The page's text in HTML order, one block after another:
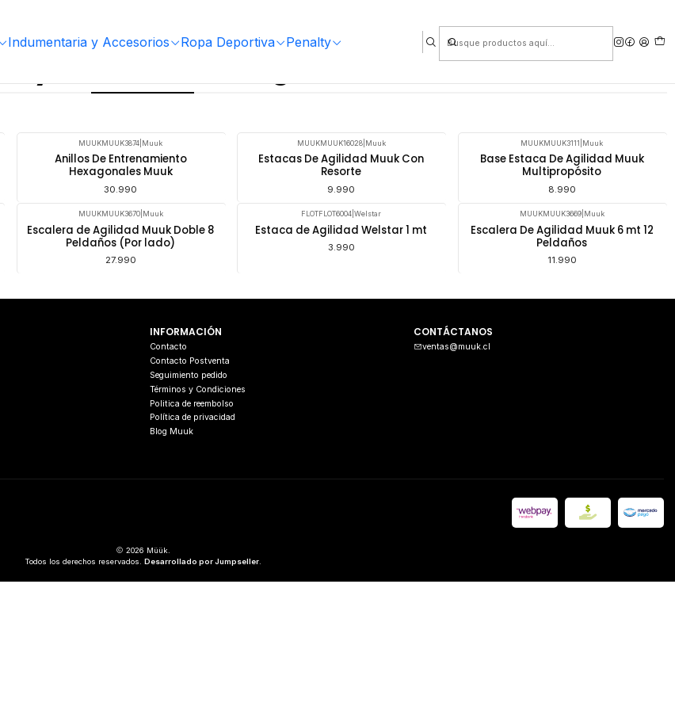
Indumentaria y Accesorios Ropa Deportiva Penalty
MUUKMUUK3874 Muuk
Anillos De Entrenamiento
Hexagonales Muuk
30.990
MUUKMUUK16028| Muuk
Estacas De Agilidad Muuk Con
Resorte
9.990
MUUKMUUK3111 Muuk
Base Estaca De Agilidad Muuk
Multipropósito
8.990
MUUKMUUK3670| Muuk
Escalera de Agilidad Muuk Doble 8
Peldaños (Por lado)
27.990
FLOTFLOT6004 |Welstar
Estaca de Agilidad Welstar 1 mt
3.990
MUUKMUUK3669| Muuk
Escalera De Agilidad Muuk 6 mt 12
Peldaños
11.990
INFORMACIÓN
Contacto
Contacto Postventa
Seguimiento pedido
Términos y Condiciones
Politica de reembolso
Política de privacidad
Blog Muuk
CONTÁCTANOS
ventas@muuk.cl
2026 Müük.
Todos los derechos reservados. Desarrollado por Jumpseller.